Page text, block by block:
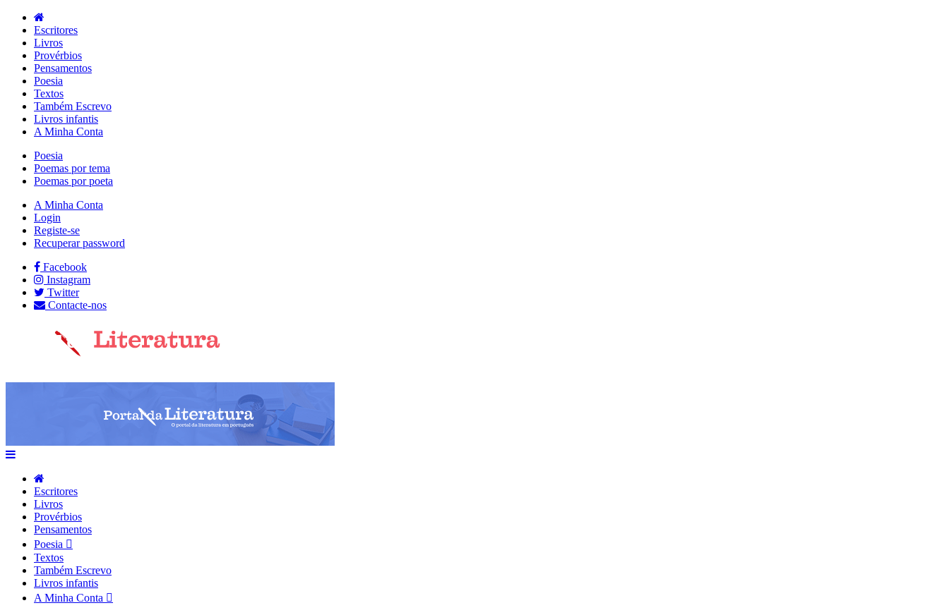
Escritores
Livros
Provérbios
Pensamentos
Poesia
Textos
Também Escrevo
Livros infantis
A Minha Conta
Poesia
Poemas por tema
Poemas por poeta
A Minha Conta
Login
Registe-se
Recuperar password
Facebook
Instagram
Twitter
Contacte-nos
Escritores
Livros
Provérbios
Pensamentos
Poesia
Textos
Também Escrevo
Livros infantis
A Minha Conta